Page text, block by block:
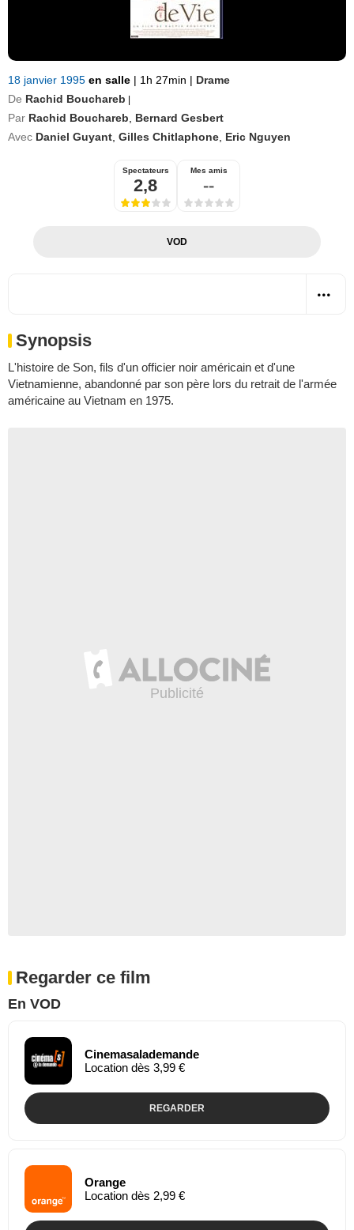
18 janvier 1995 en salle | 1h 27min | Drame
De Rachid Bouchareb
Par Rachid Bouchareb
Bernard Gesbert
Avec Daniel Guyant Gilles Chitlaphone Eric Nguyen
Spectateurs
2,8
Mes amis
--
VOD
Synopsis
L'histoire de Son, fils d'un officier noir américain et d'une
Vietnamienne, abandonné par son père lors du retrait de l'armée
américaine au Vietnam en 1975.
Regarder ce film
En VOD
Cinemasalademande
Location dès 3,99 €
REGARDER
Orange
Location dès 2,99 €